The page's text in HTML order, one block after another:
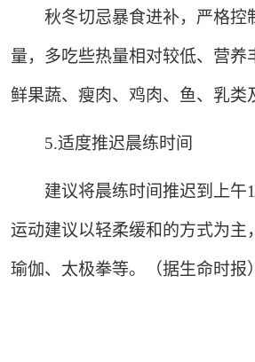
秋冬切忌暴食进补，严格控
量，多吃些热量相对较低、营养
鲜果蔬、瘦肉、鸡肉、鱼、乳类
5.适度推迟晨练时间
建议将晨练时间推迟到上午
运动建议以轻柔缓和的方式为主
瑜伽、太极拳等。（据生命时报）